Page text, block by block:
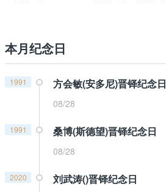
本月纪念日
1991 方会敏(安多尼)晋铎纪念日
08/28
1991 桑博(斯德望)晋铎纪念日
08/28
2020 刘武涛()晋铎纪念日